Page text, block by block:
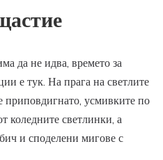
да не идва, времето за
е тук. На прага на светлите
приповдигнато, усмивките по
коледните светлинки, а
и споделени мигове с